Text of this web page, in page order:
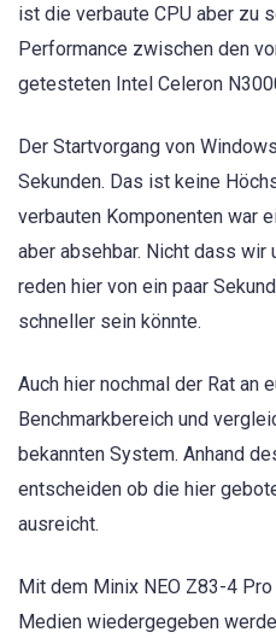
ist die verbaute CPU aber zu
Performance zwischen den
getesteten Intel Celeron
Der Startvorgang von
Sekunden. Das ist keine
verbauten Komponenten war
aber absehbar. Nicht dass
reden hier von ein paar
schneller sein könnte.
Auch hier nochmal der Rat an
Benchmarkbereich und
bekannten System. Anhand
entscheiden ob die hier
ausreicht.
Mit dem Minix NEO Z83-4
Medien wiedergegeben